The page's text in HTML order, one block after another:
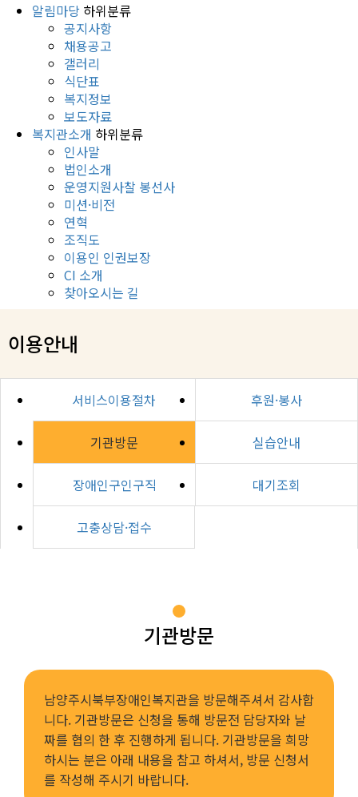
알림마당 하위분류
공지사항
채용공고
갤러리
식단표
복지정보
보도자료
복지관소개 하위분류
인사말
법인소개
운영지원사찰 봉선사
미션·비전
연혁
조직도
이용인 인권보장
CI 소개
찾아오시는 길
이용안내
서비스이용절차 후원·봉사
기관방문 실습안내
장애인구인구직 대기조회
고충상담·접수
기관방문
남양주시북부장애인복지관을 방문해주셔서 감사합
니다. 기관방문은 신청을 통해 방문전 담당자와 날
짜를 협의 한 후 진행하게 됩니다. 기관방문을 희망
하시는 분은 아래 내용을 참고 하셔서, 방문 신청서
를 작성해 주시기 바랍니다.